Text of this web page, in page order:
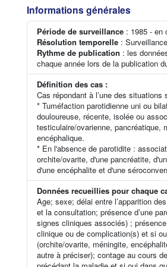
Informations générales
Période de surveillance : 1985 - en
Résolution temporelle :
Rythme de publication : les
chaque année lors de la publication
Définition des cas :
Cas répondant à l’une des situations
* Tuméfaction parotidienne uni ou
douloureuse, récente, isolée ou
testiculaire/ovarienne, pancréatique,
encéphalique.
* En l'absence de parotidite :
orchite/ovarite, d'une pancréatite,
d'une encéphalite et d'une
Données recueillies pour chaque
Age; sexe; délai entre l’apparition
et la consultation; présence d’une
signes cliniques associés) ;
clinique ou de complication(s) et si
(orchite/ovarite, méningite,
autre à préciser); contage au cours